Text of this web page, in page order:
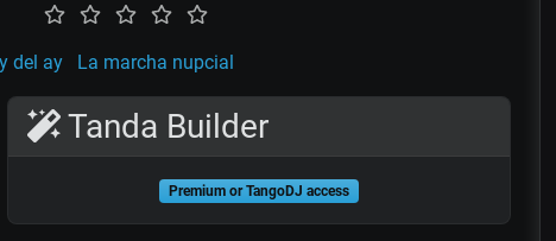
del ay La marcha nupcial
Tanda Builder
Premium or TangoDJ access